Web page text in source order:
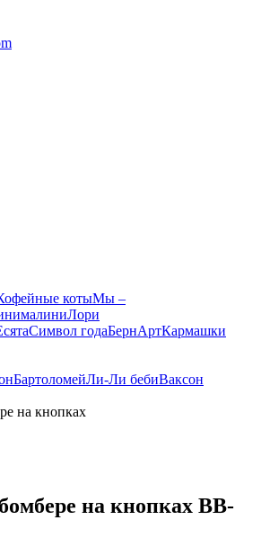
котыМы –
Лори
Символ годаБернАртКармашки
БартоломейЛи-Ли бебиВаксон
на кнопках
на кнопках BB-